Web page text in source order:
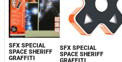
SFX SPECIAL
SPACE SHERIFF
GRAFFITI
SFX SPECIAL
SPACE SHERIFF
GRAFFITI